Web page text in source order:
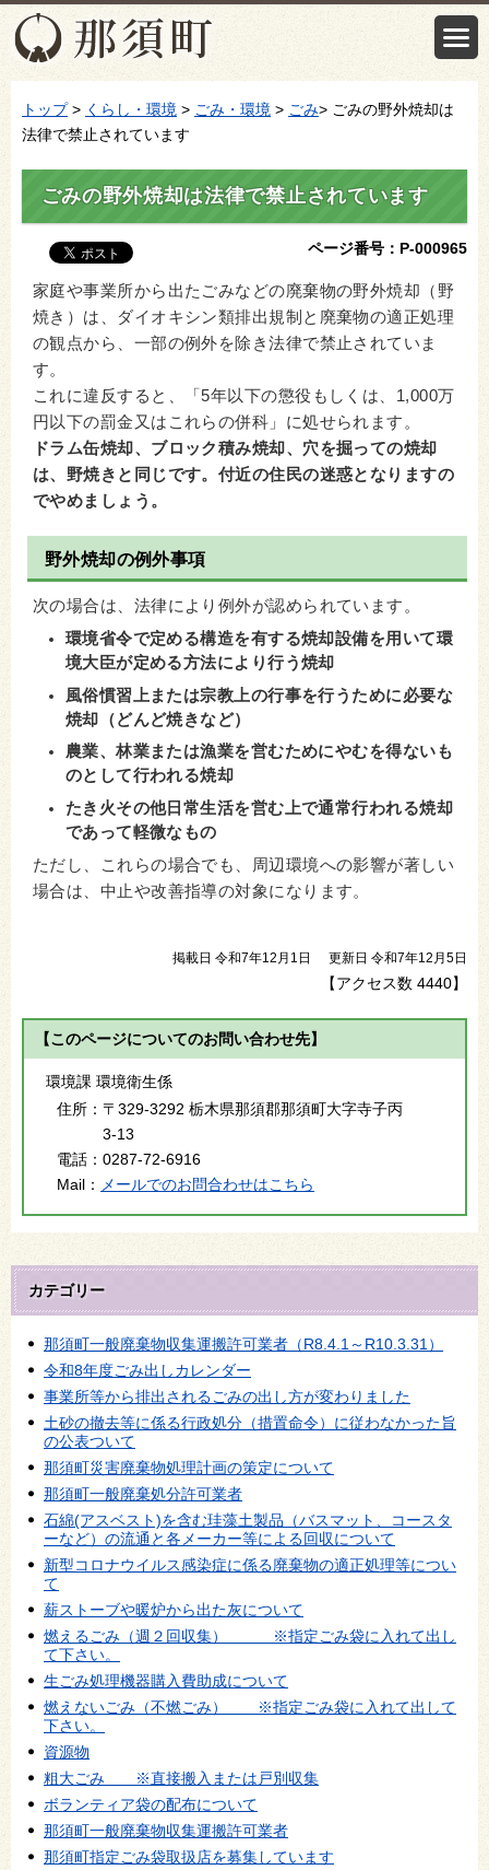
トップ> くらし・環境 > ごみ・環境 > ごみ> ごみの野外焼却は
法律で禁止されています
ごみの野外焼却は法律で禁止されています
ページ番号：P-000965
家庭や事業所から出たごみなどの廃棄物の野外焼却（野
焼き）は、ダイオキシン類排出規制と廃棄物の適正処理
の観点から、一部の例外を除き法律で禁止されていま
す。
これに違反すると、「5年以下の懲役もしくは、1,000万
円以下の罰金又はこれらの併科」に処せられます。
ドラム缶焼却、ブロック積み焼却、穴を掘っての焼却
は、野焼きと同じです。付近の住民の迷惑となりますの
でやめましょう。
野外焼却の例外事項
次の場合は、法律により例外が認められています。
環境省令で定める構造を有する焼却設備を用いて環
境大臣が定める方法により行う焼却
風俗慣習上または宗教上の行事を行うために必要な
焼却（どんど焼きなど）
農業、林業または漁業を営むためにやむを得ないも
のとして行われる焼却
たき火その他日常生活を営む上で通常行われる焼却
であって軽微なもの
ただし、これらの場合でも、周辺環境への影響が著しい
場合は、中止や改善指導の対象になります。
掲載日 令和7年12月1日 更新日 令和7年12月5日
【アクセス数 4440】
【このページについてのお問い合わせ先】
環境課 環境衛生係
住所： 〒329-3292 栃木県那須郡那須町大字寺子丙
3-13
電話： 0287-72-6916
Mail： メールでのお問合わせはこちら
カテゴリー
那須町一般廃棄物収集運搬許可業者（R8.4.1～R10.3.31）
令和8年度ごみ出しカレンダー
事業所等から排出されるごみの出し方が変わりました
土砂の撤去等に係る行政処分（措置命令）に従わなかった旨
の公表ついて
那須町災害廃棄物処理計画の策定について
那須町一般廃棄処分許可業者
石綿(アスベスト)を含む珪藻土製品（バスマット、コースタ
ーなど）の流通と各メーカー等による回収について
新型コロナウイルス感染症に係る廃棄物の適正処理等につい
て
薪ストーブや暖炉から出た灰について
燃えるごみ（週２回収集） ※指定ごみ袋に入れて出し
て下さい。
生ごみ処理機器購入費助成について
燃えないごみ（不燃ごみ） ※指定ごみ袋に入れて出して
下さい。
資源物
粗大ごみ ※直接搬入または戸別収集
ボランティア袋の配布について
那須町一般廃棄物収集運搬許可業者
那須町指定ごみ袋取扱店を募集しています